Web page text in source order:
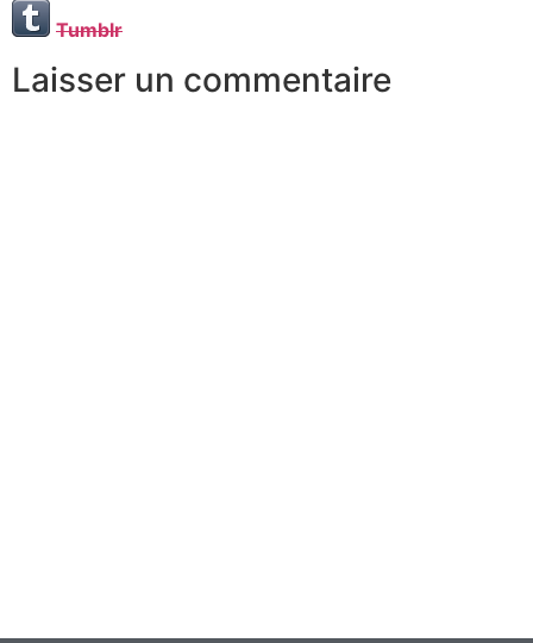
Tumblr
Laisser un commentaire